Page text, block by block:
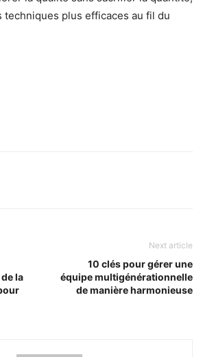
techniques plus efficaces au fil du
la
Next article
10 clés pour gérer une
équipe multigénérationnelle
de manière harmonieuse